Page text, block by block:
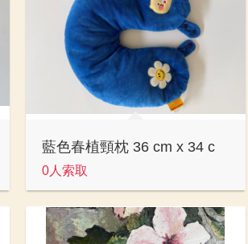
藍色春植頸枕 36 cm x 34 c
0人索取